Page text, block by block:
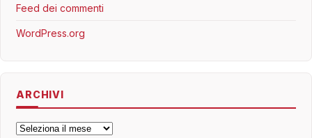
Feed dei commenti
WordPress.org
ARCHIVI
Archivi